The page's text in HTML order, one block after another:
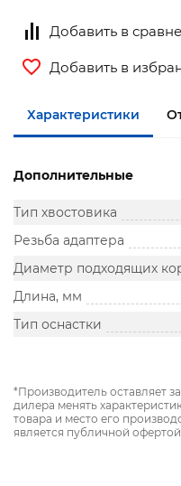
Добавить в
Добавить в
Характеристики
Дополнительные
Тип хвостовика
Резьба адаптера
Диаметр подходящих
Длина, мм
Тип оснастки
*Производитель оставляет
дилера менять
товара и место его
является публичной офертой